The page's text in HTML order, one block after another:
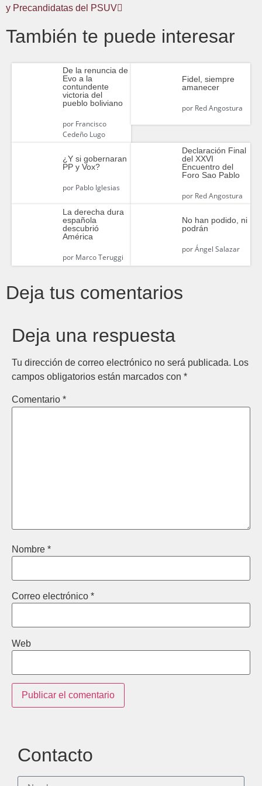
y Precandidatas del PSUV
También te puede interesar
De la renuncia de
Evo a la
contundente
victoria del
pueblo boliviano
porFrancisco
Cedeño Lugo
Fidel, siempre
amanecer
porRed Angostura
¿Y si gobernaran
PP y Vox?
porPablo Iglesias
Declaración Final
del XXVI
Encuentro del
Foro Sao Pablo
porRed Angostura
La derecha dura
española
descubrió
América
porMarco Teruggi
No han podido, ni
podrán
porÁngel Salazar
Deja tus comentarios
Deja una respuesta
Tu dirección de correo electrónico no será publicada. Los
campos obligatorios están marcados con *
Comentario *
Nombre *
Correo electrónico *
Web
Contacto